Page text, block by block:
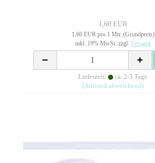
1,60 EUR
1,60 EUR pro 1 Mtr. (Grundpreis)
inkl. 19% MwSt. zzgl. Versand
Lieferzeit:
ca. 2-3 Tage
(Ausland abweichend)